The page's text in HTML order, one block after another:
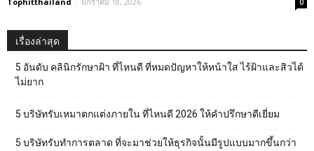
0
เรื่องล่าสุด
5 อันดับ คลินิกรักษาฝ้า ที่ไหนดี ที่หมดปัญหาให้หน้าใส ไร้ฝ้าและสิวได้
ไม่ยาก
5 บริษัทรับเหมาตกแต่งภายใน ที่ไหนดี 2026 ให้คำปรึกษาดีเยี่ยม
5 บริษัทรับทำการตลาด ที่จะมาช่วยให้ธุรกิจนั้นมีรูปแบบมากขึ้นกว่า